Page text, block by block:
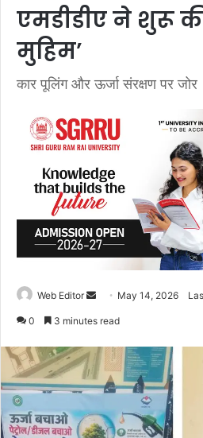
एमडीडीए ने शुरू
मुहिम’
कार पूलिंग और ऊर्जा संरक्षण पर जोर
Web Editor
d
a
n
e
m
May 14, 2026
0 3 minutes read